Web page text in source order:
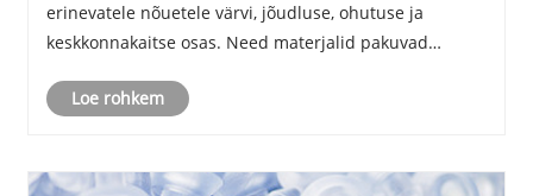
erinevatele nõuetele värvi, jõudluse, ohutuse ja
keskkonnakaitse osas. Need materjalid pakuvad
omaduste ja kõrge temperatuuriga vastupidavusega,
Loe rohkem